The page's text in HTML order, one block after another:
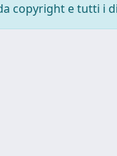
copyright e tutti i